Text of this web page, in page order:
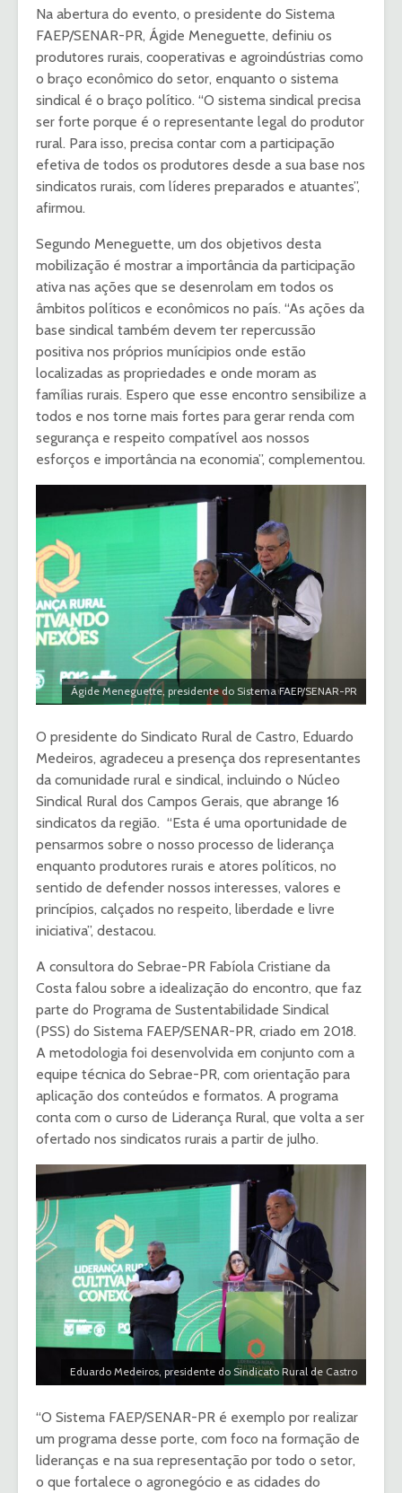
Na abertura do evento, o presidente do Sistema
FAEP/SENAR-PR, Ágide Meneguette, definiu os
produtores rurais, cooperativas e agroindústrias como
o braço econômico do setor, enquanto o sistema
sindical é o braço político. “O sistema sindical precisa
ser forte porque é o representante legal do produtor
rural. Para isso, precisa contar com a participação
efetiva de todos os produtores desde a sua base nos
sindicatos rurais, com líderes preparados e atuantes”,
afirmou.
Segundo Meneguette, um dos objetivos desta
mobilização é mostrar a importância da participação
ativa nas ações que se desenrolam em todos os
âmbitos políticos e econômicos no país. “As ações da
base sindical também devem ter repercussão
positiva nos próprios munícipios onde estão
localizadas as propriedades e onde moram as
famílias rurais. Espero que esse encontro sensibilize a
todos e nos torne mais fortes para gerar renda com
segurança e respeito compatível aos nossos
esforços e importância na economia”, complementou.
Ágide Meneguette, presidente do Sistema FAEP/SENAR-PR
O presidente do Sindicato Rural de Castro, Eduardo
Medeiros, agradeceu a presença dos representantes
da comunidade rural e sindical, incluindo o Núcleo
Sindical Rural dos Campos Gerais, que abrange 16
sindicatos da região. “Esta é uma oportunidade de
pensarmos sobre o nosso processo de liderança
enquanto produtores rurais e atores políticos, no
sentido de defender nossos interesses, valores e
princípios, calçados no respeito, liberdade e livre
iniciativa”, destacou.
A consultora do Sebrae-PR Fabíola Cristiane da
Costa falou sobre a idealização do encontro, que faz
parte do Programa de Sustentabilidade Sindical
(PSS) do Sistema FAEP/SENAR-PR, criado em 2018.
A metodologia foi desenvolvida em conjunto com a
equipe técnica do Sebrae-PR, com orientação para
aplicação dos conteúdos e formatos. A programa
conta com o curso de Liderança Rural, que volta a ser
ofertado nos sindicatos rurais a partir de julho.
Eduardo Medeiros, presidente do Sindicato Rural de Castro
“O Sistema FAEP/SENAR-PR é exemplo por realizar
um programa desse porte, com foco na formação de
lideranças e na sua representação por todo o setor,
o que fortalece o agronegócio e as cidades do